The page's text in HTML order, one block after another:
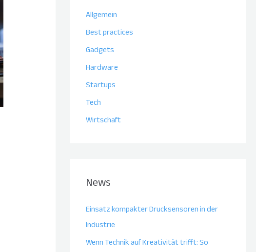
Allgemein
Best practices
Gadgets
Hardware
Startups
Tech
Wirtschaft
News
Einsatz kompakter Drucksensoren in der
Industrie
Wenn Technik auf Kreativität trifft: So